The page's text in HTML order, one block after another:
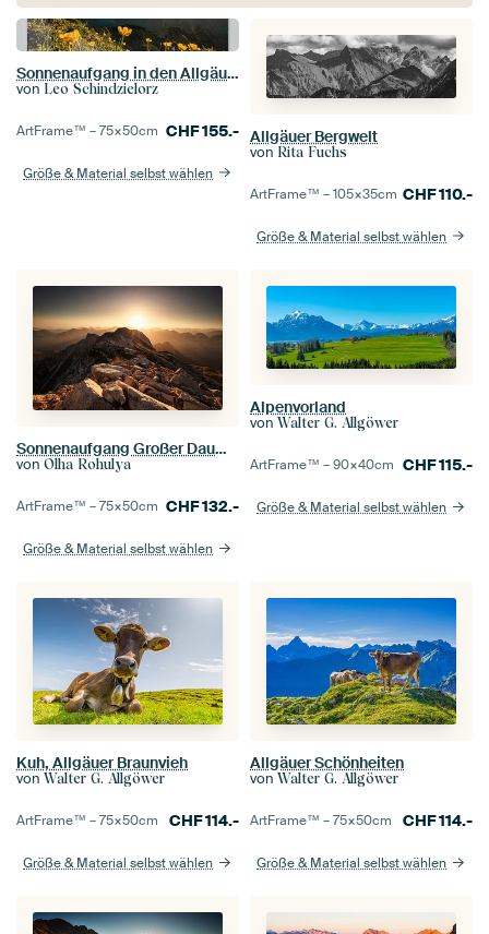
Sonnenaufgang in den Allgäuer Alpen
von Leo Schindzielorz
ArtFrame™ –75×50cm CHF155.-
Größe & Material selbst wählen
Allgäuer Bergwelt
von Rita Fuchs
ArtFrame™ –105×35cm CHF110.-
Größe & Material selbst wählen
Sonnenaufgang Großer Daumen Allgäuer Alpen
von Olha Rohulya
ArtFrame™ –75×50cm CHF132.-
Größe & Material selbst wählen
Alpenvorland
von Walter G. Allgöwer
ArtFrame™ –90×40cm CHF115.-
Größe & Material selbst wählen
Kuh, Allgäuer Braunvieh
von Walter G. Allgöwer
ArtFrame™ –75×50cm CHF114.-
Größe & Material selbst wählen
Allgäuer Schönheiten
von Walter G. Allgöwer
ArtFrame™ –75×50cm CHF114.-
Größe & Material selbst wählen